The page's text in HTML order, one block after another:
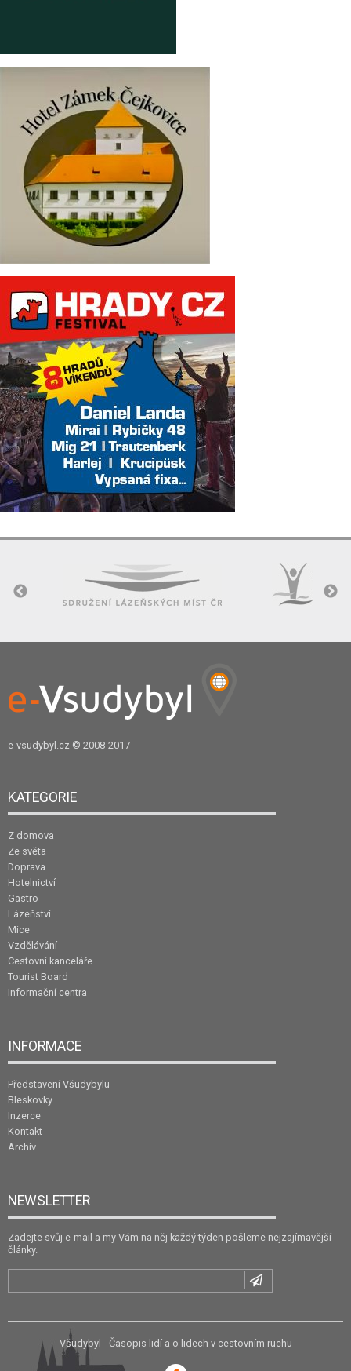
e-vsudybyl.cz © 2008-2017
KATEGORIE
Z domova
Ze světa
Doprava
Hotelnictví
Gastro
Lázeňství
Mice
Vzdělávání
Cestovní kanceláře
Tourist Board
Informační centra
INFORMACE
Představení Všudybylu
Bleskovky
Inzerce
Kontakt
Archiv
NEWSLETTER
Zadejte svůj e-mail a my Vám na něj každý týden pošleme nejzajímavější
články.
Všudybyl - Časopis lidí a o lidech v cestovním ruchu